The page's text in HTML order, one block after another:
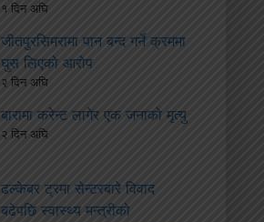
१ दिन अघि
जीतपुरसिमरामा पान बन्द गर्ने क्रममा
घुस लिएको आरोप
२ दिन अघि
बारामा करेन्ट लागेर एक जनाको मृत्यु
२ दिन अघि
ढल्केबर ट्रमा सेन्टरबारे विवाद
बढेपछि स्वास्थ्य मन्त्रीको